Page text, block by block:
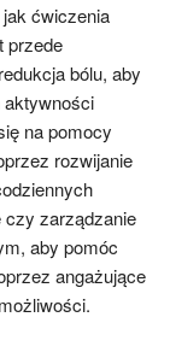
ćwiczenia
przede
bólu, aby
aktywności
na pomocy
rozwijanie
czy zarządzanie
aby pomóc
angażujące